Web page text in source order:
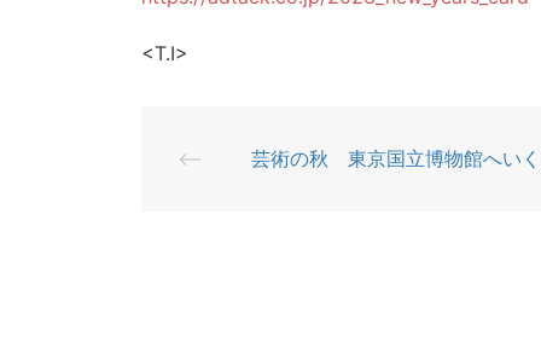
<T.I>
投
⟵ 芸術の秋 東京国立博物館へいく